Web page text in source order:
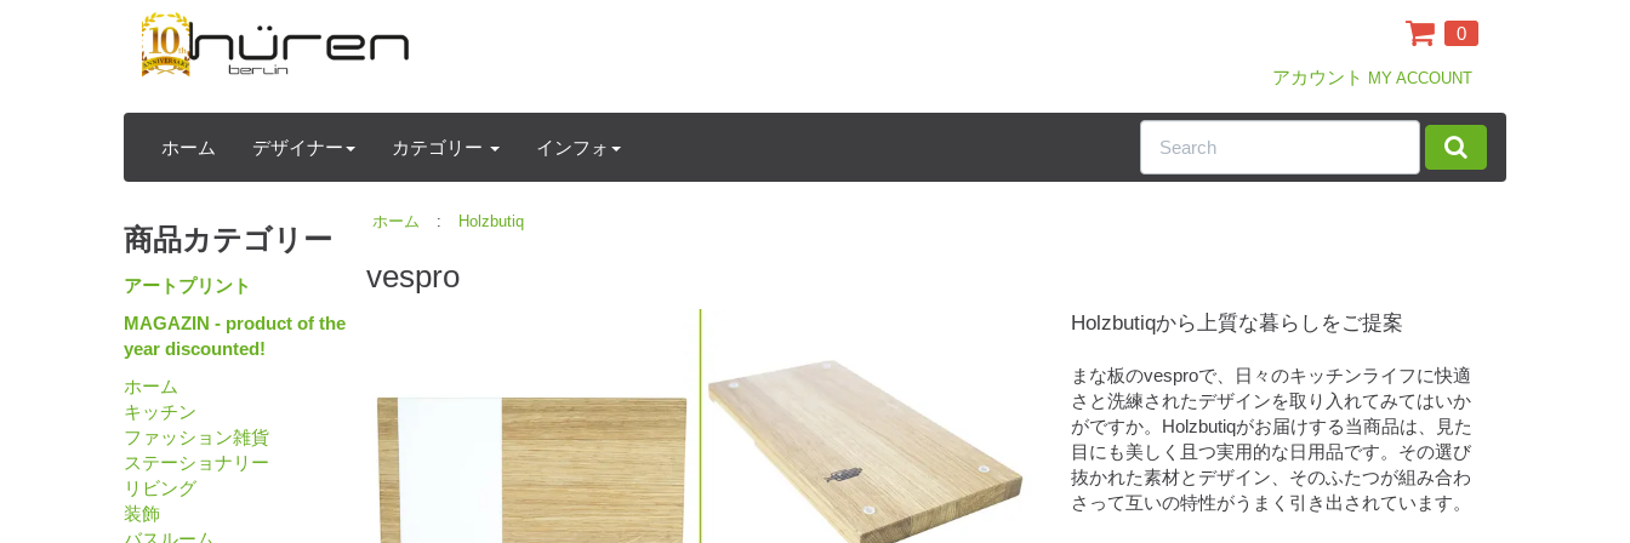
0
アカウント MY ACCOUNT
ホーム デザイナー カテゴリー インフォ
商品カテゴリー
アートプリント
MAGAZIN - product of the
year discounted!
ホーム
キッチン
ファッション雑貨
ステーショナリー
リビング
装飾
バスルーム
ホーム : Holzbutiq
vespro
Holzbutiqから上質な暮らしをご提案
まな板のvesproで、日々のキッチンライフに快適
さと洗練されたデザインを取り入れてみてはいか
がですか。Holzbutiqがお届けする当商品は、見た
目にも美しく且つ実用的な日用品です。その選び
抜かれた素材とデザイン、そのふたつが組み合わ
さって互いの特性がうまく引き出されています。